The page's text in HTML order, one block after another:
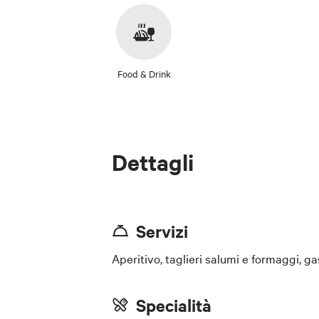
Food & Drink
Dettagli
Servizi
Aperitivo, taglieri salumi e formaggi,
Specialità